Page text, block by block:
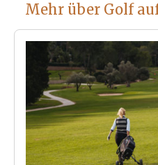
Mehr über Golf